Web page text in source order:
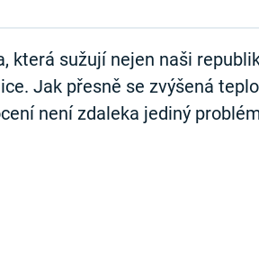
která sužují nejen naši
Jak přesně se zvýšená
není zdaleka jediný